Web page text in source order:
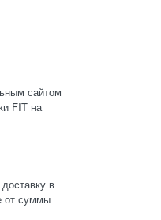
сайтом
FIT на
в
от суммы